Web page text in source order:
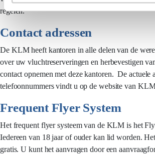
regelen.
Contact adressen
De KLM heeft kantoren in alle delen van de
over uw vluchtreserveringen en herbevestigen
contact opnemen met deze kantoren. De actuele
telefoonnummers vindt u op de website van
Frequent Flyer System
Het frequent flyer systeem van de KLM is het
Iedereen van 18 jaar of ouder kan lid worden.
gratis. U kunt het aanvragen door een